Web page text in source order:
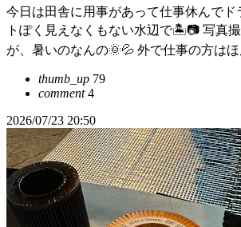
今日は田舎に用事があって仕事休んでド
トぽく見えなくもない水辺で🏝️📷 写真
が、暑いのなんの🌞💦 外で仕事の方は
thumb_up 79
comment4
2026/07/23 20:50